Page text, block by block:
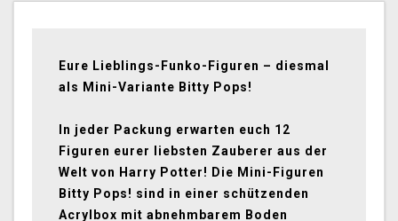
Eure Lieblings-Funko-Figuren – diesmal
als Mini-Variante Bitty Pops!
In jeder Packung erwarten euch 12
Figuren eurer liebsten Zauberer aus der
Welt von Harry Potter! Die Mini-Figuren
Bitty Pops! sind in einer schützenden
Acrylbox mit abnehmbarem Boden